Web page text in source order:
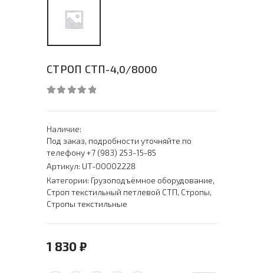
СТРОП СТП-4,0/8000
Наличие:
Под заказ, подробности уточняйте по
телефону +7 (983) 253-15-85
Артикул: UT-00002228
Категории: Грузоподъёмное оборудование,
Строп текстильный петлевой СТП, Стропы,
Стропы текстильные
1 830 ₽